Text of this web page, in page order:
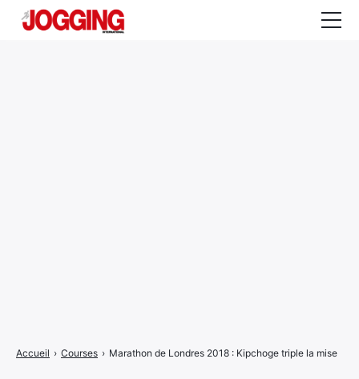
Accueil › Courses › Marathon de Londres 2018 : Kipchoge triple la mise